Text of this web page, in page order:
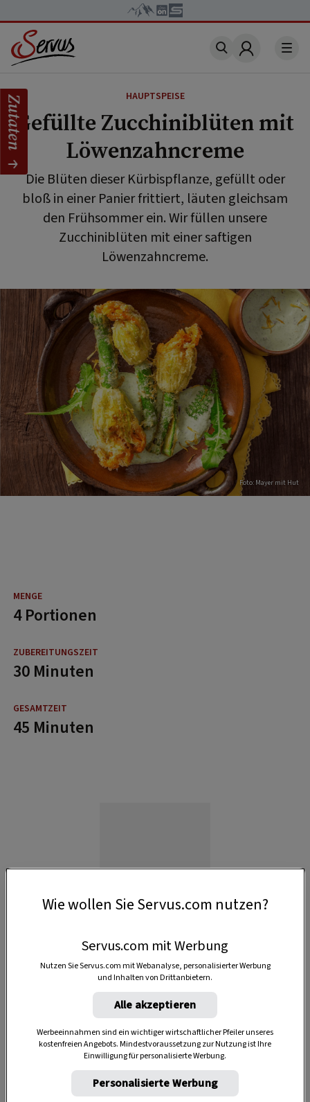
Account
HAUPTSPEISE
Gefüllte Zucchiniblüten mit
Löwenzahncreme
Die Blüten dieser Kürbispflanze, gefüllt oder
bloß in einer Panier frittiert, läuten gleichsam
den Frühsommer ein. Wir füllen unsere
Zucchiniblüten mit einer saftigen
Löwenzahncreme.
Foto: Mayer mit Hut
4 Portionen
30 Minuten
45 Minuten
Anzeige
Zutaten
Wie wollen Sie Servus.com nutzen?
Servus.com mit Werbung
Nutzen Sie Servus.com mit Webanalyse, personalisierter Werbung
und Inhalten von Drittanbietern.
Alle akzeptieren
Werbeeinnahmen sind ein wichtiger wirtschaftlicher Pfeiler unseres
kostenfreien Angebots. Mindestvoraussetzung zur Nutzung ist Ihre
Einwilligung für personalisierte Werbung.
Personalisierte Werbung